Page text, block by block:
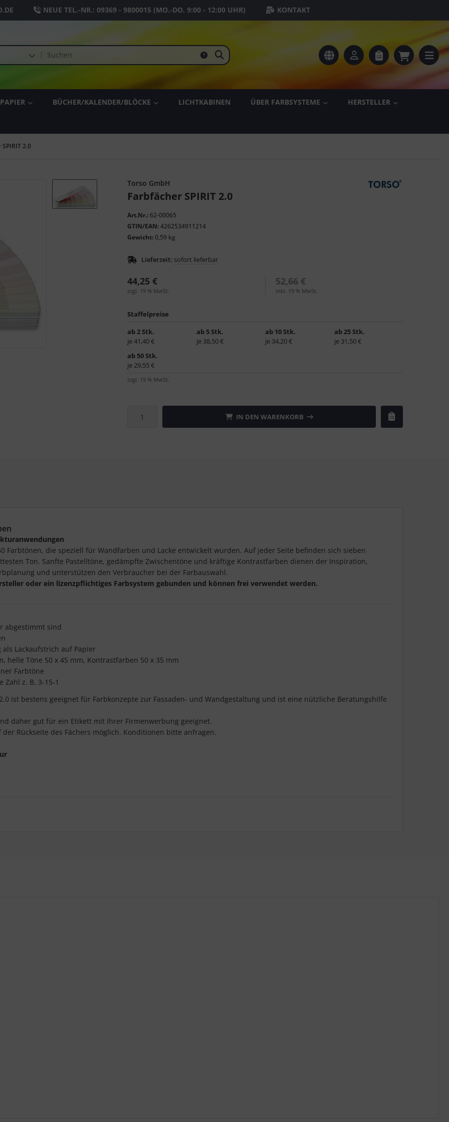
NEUE TEL.-NR.: 09369 - 9800015 (MO.-DO. 9:00 - 12:00 UHR) KONTAKT
BÜCHER/KALENDER/BLÖCKE LICHTKABINEN
ÜBER FARBSYSTEME
HERSTELLER
2.0
Torso GmbH
Farbfächer SPIRIT 2.0
Art.Nr.: 62-00065
GTIN/EAN:4262534911214
Gewicht:0,59 kg
Lieferzeit: sofort lieferbar
44,25 €
zzgl. 19 % MwSt.
52,66 €
inkl. 19 % MwSt.
Staffelpreise
ab 2 Stk.
je 41,40 €
ab 5 Stk.
je 38,50 €
ab 10 Stk.
je 34,20 €
ab 25 Stk.
je 31,50 €
ab 50 Stk.
je 29,55 €
zzgl. 19 % MwSt.
IN DEN WARENKORB
Farbtönen, die speziell für Wandfarben und Lacke entwickelt wurden. Auf jeder Seite befinden sich sieben
Ton. Sanfte Pastelltöne, gedämpfte Zwischentöne und kräftige Kontrastfarben dienen der Inspiration,
und unterstützen den Verbraucher bei der Farbauswahl.
oder ein lizenzpflichtiges Farbsystem gebunden und können frei verwendet werden.
abgestimmt sind
Lackaufstrich auf Papier
helle Töne 50 x 45 mm, Kontrastfarben 50 x 35 mm
Farbtöne
z. B. 3-15-1
ist bestens geeignet für Farbkonzepte zur Fassaden- und Wandgestaltung und ist eine nützliche Beratungshilfe
daher gut für ein Etikett mit Ihrer Firmenwerbung geeignet.
Rückseite des Fächers möglich. Konditionen bitte anfragen.